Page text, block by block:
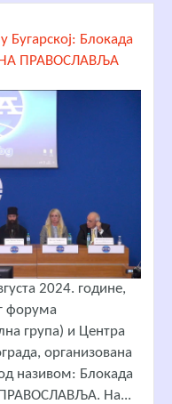
Бугарској: Блокада
ПРАВОСЛАВЉА
2024. године,
форума
група) и Центра
организована
називом: Блокада
ПРАВОСЛАВЉА. На...